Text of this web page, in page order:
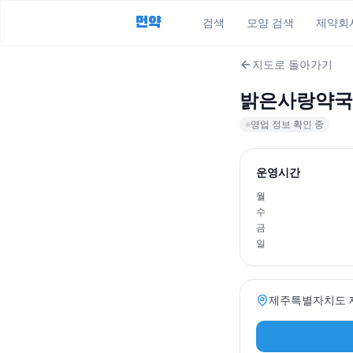
먼약 검색 모양 검색 제약회
지도로 돌아가기
밝은사랑약국
영업 정보 확인 중
운영시간
월
수
금
일
제주특별자치도